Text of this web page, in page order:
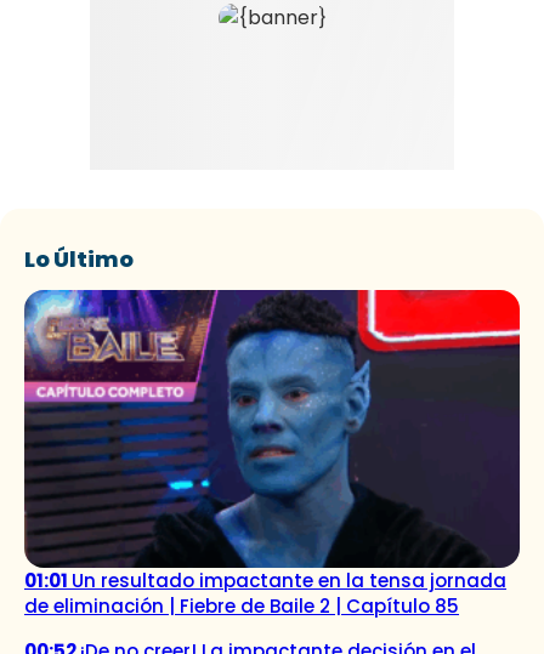
Lo Último
01:01 Un resultado impactante en la tensa jornada
de eliminación | Fiebre de Baile 2 | Capítulo 85